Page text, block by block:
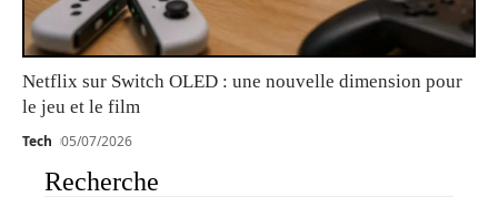
Netflix sur Switch OLED : une nouvelle dimension pour
le jeu et le film
Tech 05/07/2026
Recherche